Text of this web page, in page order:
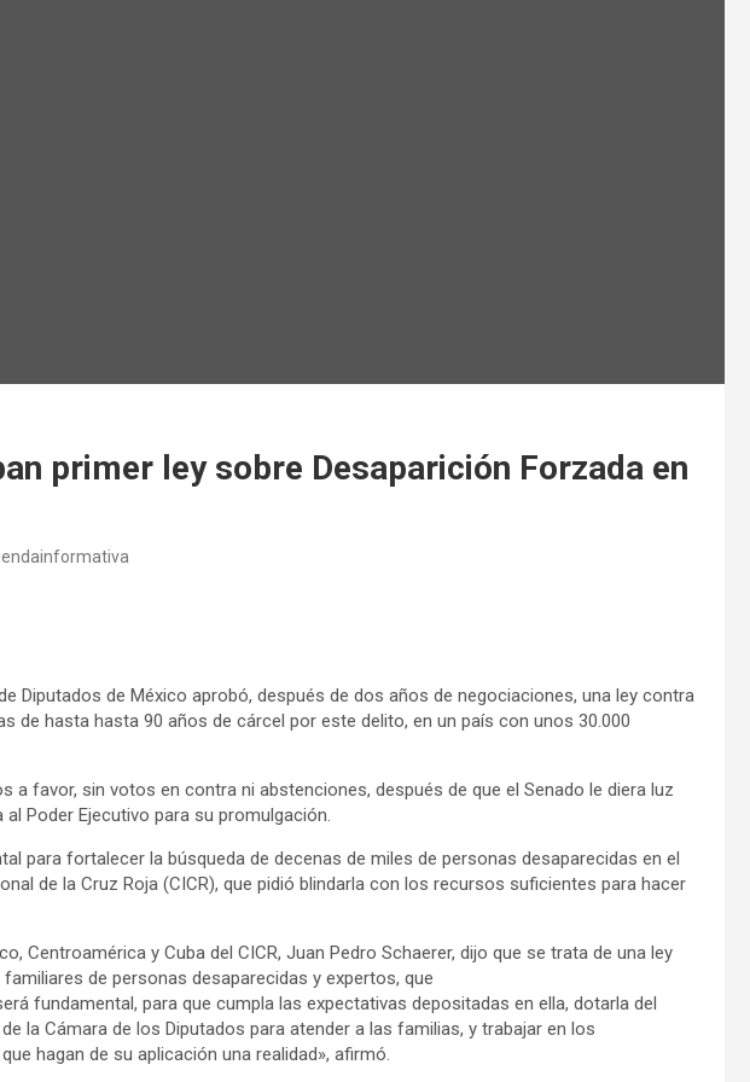
primer ley sobre Desaparición Forzada en
Diputados de México aprobó, después de dos años de negociaciones, una ley contra
de hasta hasta 90 años de cárcel por este delito, en un país con unos 30.000
a favor, sin votos en contra ni abstenciones, después de que el Senado le diera luz
Poder Ejecutivo para su promulgación.
para fortalecer la búsqueda de decenas de miles de personas desaparecidas en el
de la Cruz Roja (CICR), que pidió blindarla con los recursos suficientes para hacer
Centroamérica y Cuba del CICR, Juan Pedro Schaerer, dijo que se trata de una ley
de personas desaparecidas y expertos, que
fundamental, para que cumpla las expectativas depositadas en ella, dotarla del
la Cámara de los Diputados para atender a las familias, y trabajar en los
hagan de su aplicación una realidad», afirmó.